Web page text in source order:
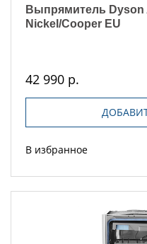
Выпрямитель Dyson
Nickel/Cooper EU
42 990 р.
В избранное